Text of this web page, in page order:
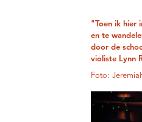
"Toen ik hier
en te
door de
violiste Lynn
Foto: